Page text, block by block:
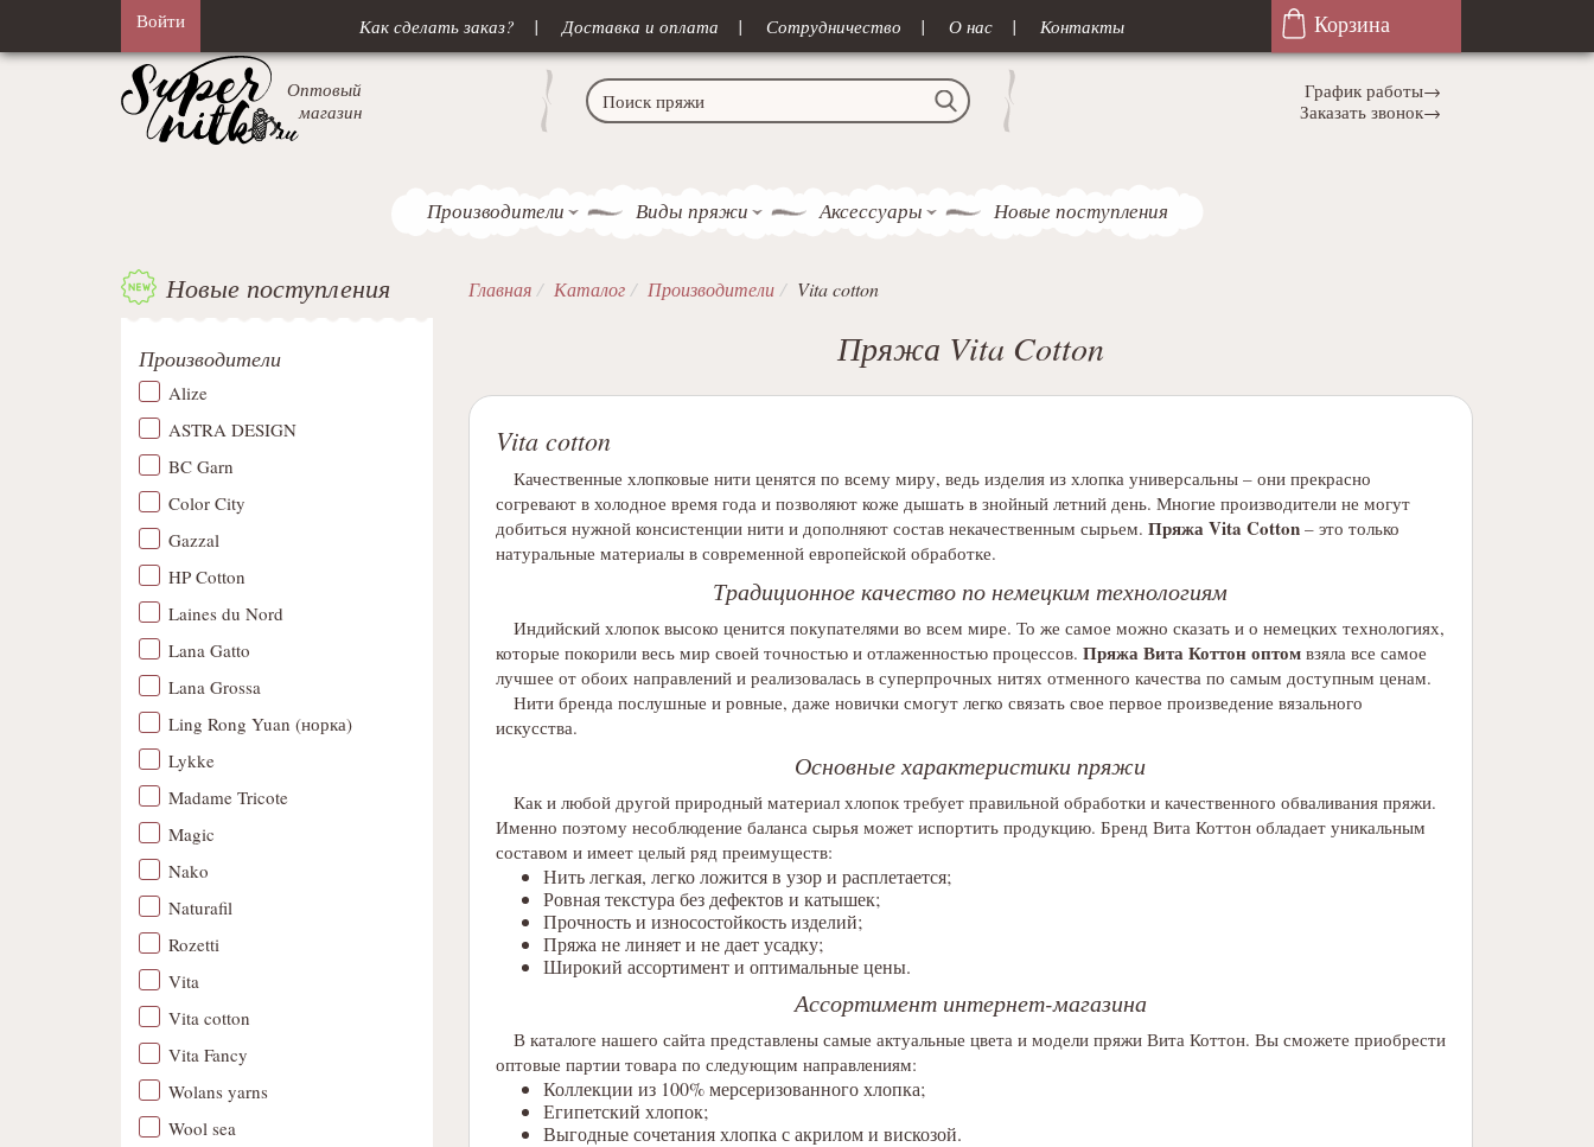
Войти Как сделать заказ? Доставка и оплата Сотрудничество О нас Контакты Корзина
Оптовый
магазин
График работы→
Заказать звонок→
Производители Виды пряжи Аксессуары Новые поступления
Новые поступления
Производители
Alize
ASTRA DESIGN
BC Garn
Color City
Gazzal
HP Cotton
Laines du Nord
Lana Gatto
Lana Grossa
Ling Rong Yuan (норка)
Lykke
Madame Tricote
Magic
Nako
Naturafil
Rozetti
Vita
Vita cotton
Vita Fancy
Wolans yarns
Wool sea
Главная Каталог Производители Vita cotton
Пряжа Vita Cotton
Vita cotton
Качественные хлопковые нити ценятся по всему миру, ведь изделия из хлопка универсальны – они прекрасно
согревают в холодное время года и позволяют коже дышать в знойный летний день. Многие производители не могут
добиться нужной консистенции нити и дополняют состав некачественным сырьем. Пряжа Vita Cotton– это только
натуральные материалы в современной европейской обработке.
Традиционное качество по немецким технологиям
Индийский хлопок высоко ценится покупателями во всем мире. То же самое можно сказать и о немецких технологиях,
которые покорили весь мир своей точностью и отлаженностью процессов. Пряжа Вита Коттон оптомвзяла все самое
лучшее от обоих направлений и реализовалась в суперпрочных нитях отменного качества по самым доступным ценам.
Нити бренда послушные и ровные, даже новички смогут легко связать свое первое произведение вязального
искусства.
Основные характеристики пряжи
Как и любой другой природный материал хлопок требует правильной обработки и качественного обваливания пряжи.
Именно поэтому несоблюдение баланса сырья может испортить продукцию. Бренд Вита Коттон обладает уникальным
составом и имеет целый ряд преимуществ:
Нить легкая, легко ложится в узор и расплетается;
Ровная текстура без дефектов и катышек;
Прочность и износостойкость изделий;
Пряжа не линяет и не дает усадку;
Широкий ассортимент и оптимальные цены.
Ассортимент интернет-магазина
В каталоге нашего сайта представлены самые актуальные цвета и модели пряжи Вита Коттон. Вы сможете приобрести
оптовые партии товара по следующим направлениям:
Коллекции из 100% мерсеризованного хлопка;
Египетский хлопок;
Выгодные сочетания хлопка с акрилом и вискозой.